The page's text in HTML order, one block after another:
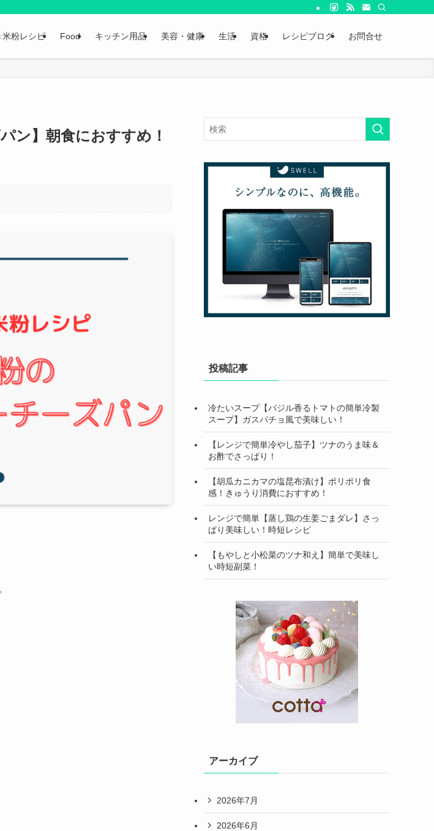
米粉レシピ Food キッチン用品 美容・健康 生活 資格 レシピブログ お問合せ
ン】朝食におすすめ！
投稿記事
冷たいスープ【バジル香るトマトの簡単冷製
スープ】ガスパチョ風で美味しい！
【レンジで簡単冷やし茄子】ツナのうま味＆
お酢でさっぱり！
【胡瓜カニカマの塩昆布漬け】ポリポリ食
感！きゅうり消費におすすめ！
レンジで簡単【蒸し鶏の生姜ごまダレ】さっ
ぱり美味しい！時短レシピ
【もやしと小松菜のツナ和え】簡単で美味し
い時短副菜！
アーカイブ
2026年7月
2026年6月